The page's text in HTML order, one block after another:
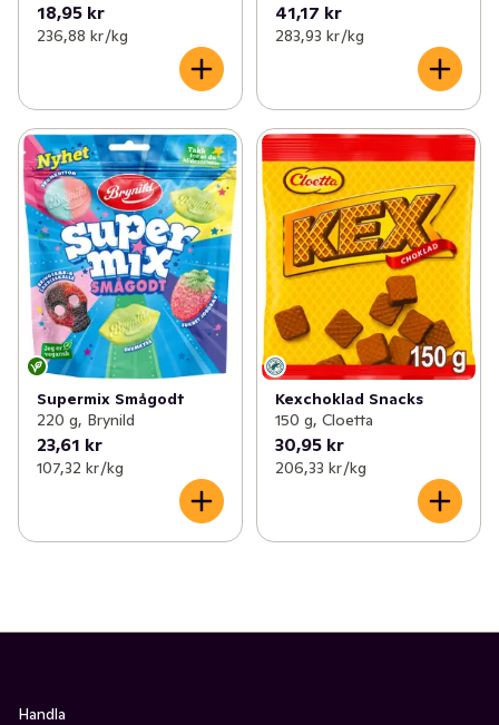
18,95 kr
236,88 kr /kg
41,17 kr
283,93 kr /kg
Supermix Smågodt
220 g, Brynild
23,61 kr
107,32 kr /kg
Kexchoklad Snacks
150 g, Cloetta
30,95 kr
206,33 kr /kg
Handla